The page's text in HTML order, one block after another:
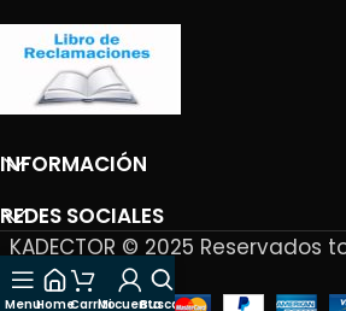
INFORMACIÓN
REDES SOCIALES
KADECTOR © 2025 Reservados
MenuHomeCarritoMi cuentaBuscar